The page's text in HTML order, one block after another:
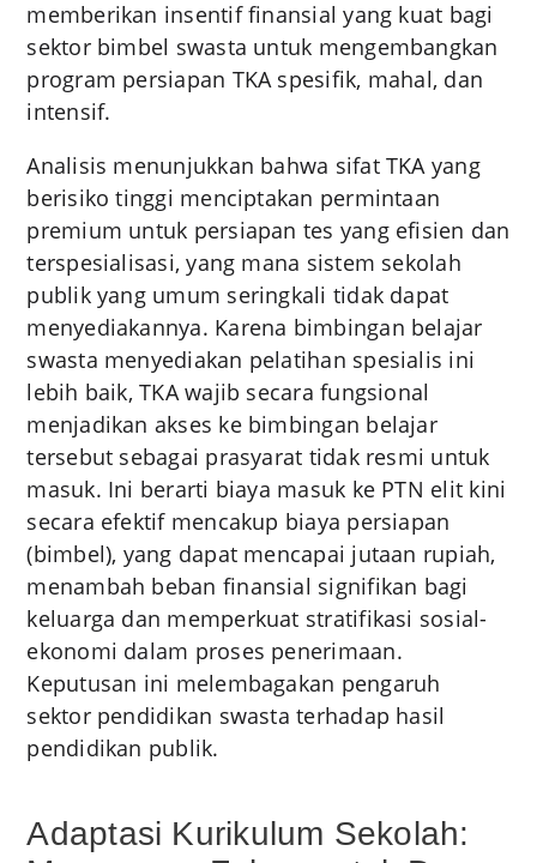
memberikan insentif finansial yang kuat bagi
sektor bimbel swasta untuk mengembangkan
program persiapan TKA spesifik, mahal, dan
intensif.
Analisis menunjukkan bahwa sifat TKA yang
berisiko tinggi menciptakan permintaan
premium untuk persiapan tes yang efisien dan
terspesialisasi, yang mana sistem sekolah
publik yang umum seringkali tidak dapat
menyediakannya. Karena bimbingan belajar
swasta menyediakan pelatihan spesialis ini
lebih baik, TKA wajib secara fungsional
menjadikan akses ke bimbingan belajar
tersebut sebagai prasyarat tidak resmi untuk
masuk. Ini berarti biaya masuk ke PTN elit kini
secara efektif mencakup biaya persiapan
(bimbel), yang dapat mencapai jutaan rupiah,
menambah beban finansial signifikan bagi
keluarga dan memperkuat stratifikasi sosial-
ekonomi dalam proses penerimaan.
Keputusan ini melembagakan pengaruh
sektor pendidikan swasta terhadap hasil
pendidikan publik.
Adaptasi Kurikulum Sekolah: